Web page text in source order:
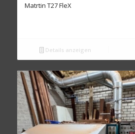
Matrtin T27 FleX
Details anzeigen